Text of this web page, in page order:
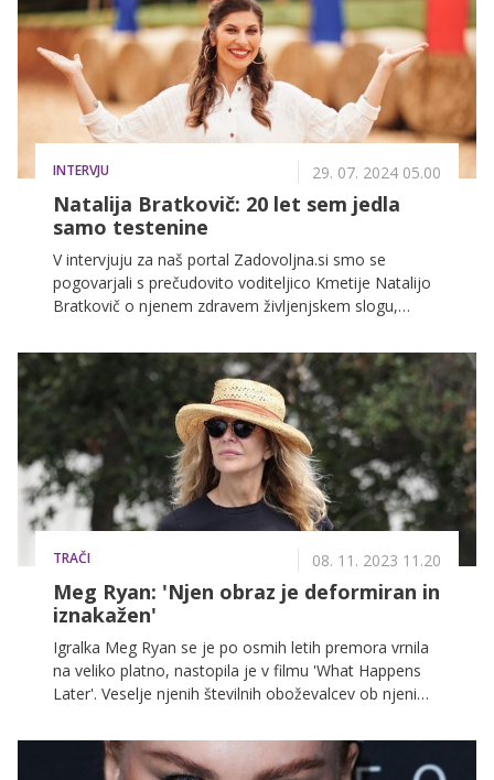
INTERVJU 29. 07. 2024 05.00
Natalija Bratkovič: 20 let sem jedla
samo testenine
V intervjuju za naš portal Zadovoljna.si smo se
pogovarjali s prečudovito voditeljico Kmetije Natalijo
Bratkovič o njenem zdravem življenjskem slogu,
sebe.
TRAČI 08. 11. 2023 11.20
Meg Ryan: 'Njen obraz je deformiran in
iznakažen'
Igralka Meg Ryan se je po osmih letih premora vrnila
na veliko platno, nastopila je v filmu 'What Happens
Later'. Veselje njenih številnih oboževalcev ob njeni
plastični operaciji. Na družbenih omrežjih so se
pojavili komentarji, ki so sprožili burno razpravo.